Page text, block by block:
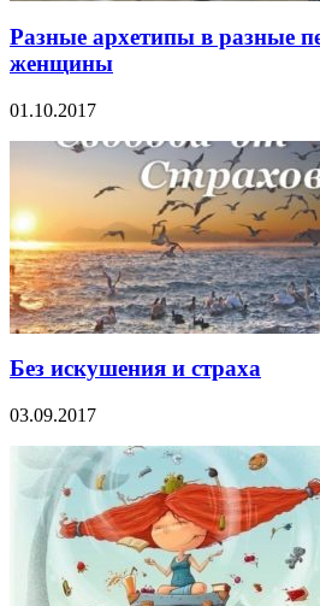
Разные архетипы в разные
женщины
01.10.2017
Без искушения и страха
03.09.2017